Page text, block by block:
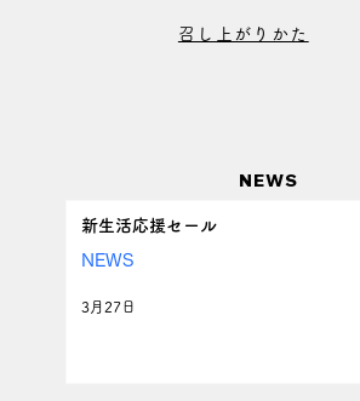
召し上がりかた
NEWS
新生活応援セール
NEWS
3月27日